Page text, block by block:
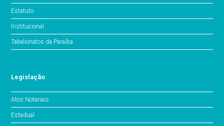
Estatuto
Institucional
Tabelionatos da Paraíba
Legislação
Atos Notariais
Estadual